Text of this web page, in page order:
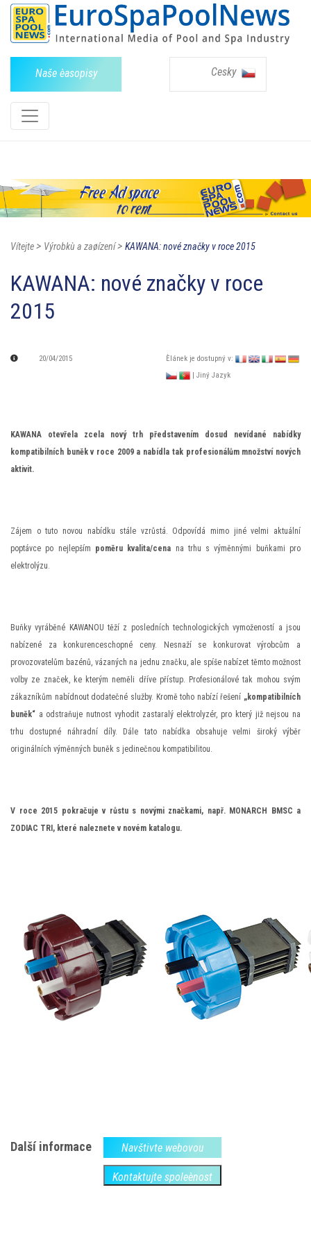
Naše èasopisy Cesky
Vítejte> Výrobkù a zaøízení> KAWANA: nové značky v roce 2015
KAWANA: nové značky v roce
2015
20/04/2015
Èlánek je dostupný v:
| Jiný Jazyk
KAWANA otevřela zcela nový trh představením dosud nevídané nabídky
kompatibilních buněk v roce 2009 a nabídla tak profesionálům množství nových
aktivit.
Zájem o tuto novou nabídku stále vzrůstá. Odpovídá mimo jiné velmi aktuální
poptávce po nejlepším poměru kvalita/cena na trhu s výměnnými buňkami pro
elektrolýzu.
Buňky vyráběné KAWANOU těží z posledních technologických vymožeností a jsou
nabízené za konkurenceschopné ceny. Nesnaží se konkurovat výrobcům a
provozovatelům bazénů, vázaných na jednu značku, ale spíše nabízet těmto možnost
volby ze značek, ke kterým neměli dříve přístup. Profesionálové tak mohou svým
zákazníkům nabídnout dodatečné služby. Kromě toho nabízí řešení „kompatibilních
buněk“ a odstraňuje nutnost vyhodit zastaralý elektrolyzér, pro který již nejsou na
trhu dostupné náhradní díly. Dále tato nabídka obsahuje velmi široký výběr
originálních výměnných buněk s jedinečnou kompatibilitou.
V roce 2015 pokračuje v růstu s novými značkami, např. MONARCH BMSC a
ZODIAC TRI, které naleznete v novém katalogu.
Další informace Navštivte webovou
Kontaktujte spoleènost